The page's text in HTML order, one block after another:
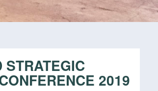
STRATEGIC
2019